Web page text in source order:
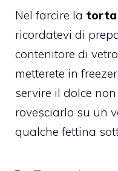
Nel farcire la torta
ricordatevi di
contenitore di
metterete in
servire il dolce
rovesciarlo su un
qualche fettina